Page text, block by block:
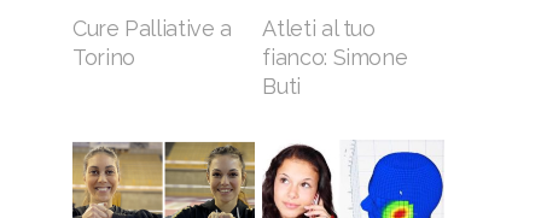
Cure Palliative a
Torino
Atleti al tuo
fianco: Simone
Buti